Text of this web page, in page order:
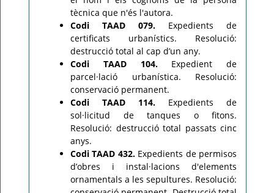
tècnica que n'és l'autora.
Codi TAAD 079. Expedients de
certificats urbanístics. Resolució:
destrucció total al cap d’un any.
Codi TAAD 104.Expedient de
parcel·lació urbanística. Resolució:
conservació permanent.
Codi TAAD 114. Expedients de
sol·licitud de tanques o fitons.
Resolució: destrucció total passats cinc
anys.
Codi TAAD 432.Expedients de permisos
d’obres i instal·lacions d'elements
ornamentals a les sepultures. Resolució: